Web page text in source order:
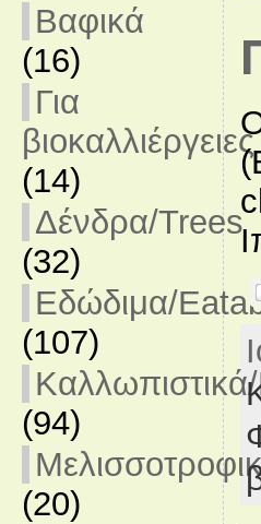
Βαφικά
(16)
Για
βιοκαλλιέργειες
(14)
Δένδρα/Trees
(32)
Εδώδιμα/
(107)
(94)
(20)